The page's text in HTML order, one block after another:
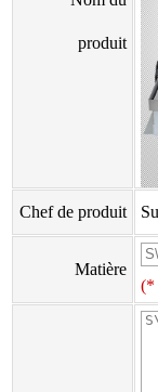
produit
Chef de produit
Matière
(*